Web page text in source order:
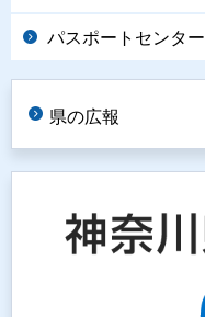
パスポートセンター
県の広報